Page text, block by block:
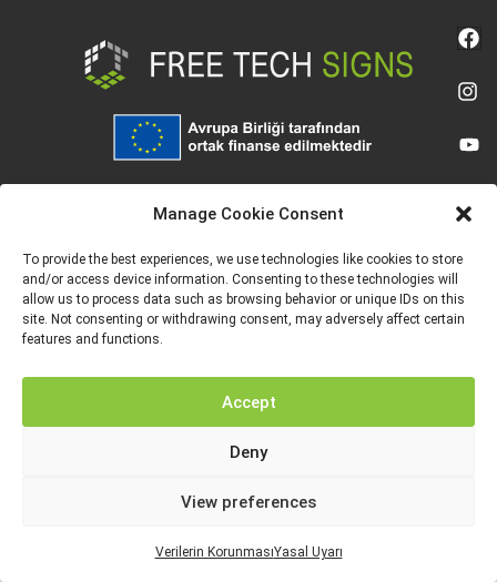
Manage Cookie Consent
To provide the best experiences, we use technologies like cookies to store
and/or access device information. Consenting to these technologies will
allow us to process data such as browsing behavior or unique IDs on this
site. Not consenting or withdrawing consent, may adversely affect certain
features and functions.
Accept
Deny
View preferences
Verilerin KorunmasıYasal Uyarı
Kültür Yürütme Ajansı’nın (EACEA) görüşlerini yansıtmak zorunda değildir. Ne
Avrupa Birliği ne de EACEA bunlardan sorumlu tutulamaz.
YASAL UYARI